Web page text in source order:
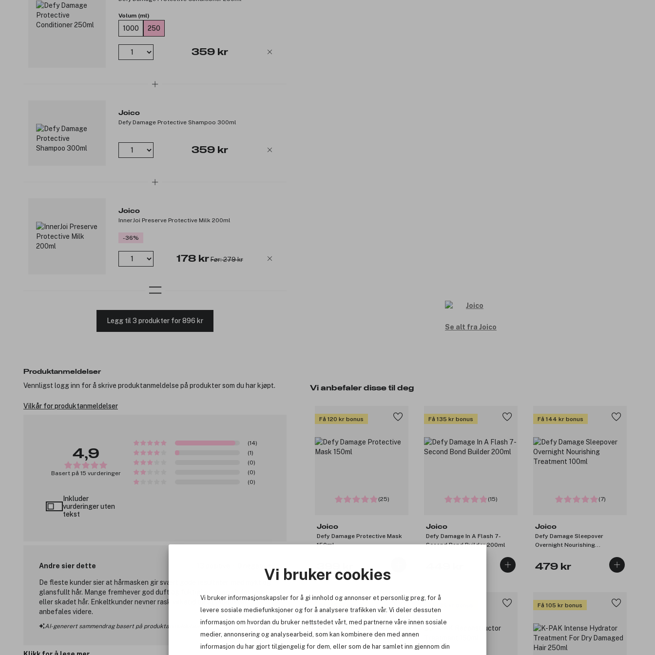
Vi bruker cookies
Vi bruker informasjonskapsler for å gi innhold og annonser et personlig preg, for å
levere sosiale mediefunksjoner og for å analysere trafikken vår. Vi deler dessuten
informasjon om hvordan du bruker nettstedet vårt, med partnerne våre innen sosiale
medier, annonsering og analysearbeid, som kan kombinere den med annen
informasjon du har gjort tilgjengelig for dem, eller som de har samlet inn gjennom din
Volum (ml)
1000 250
359 kr
Joico
Defy Damage Protective Shampoo 300ml
359 kr
Joico
InnerJoi Preserve Protective Milk 200ml
-36%
178 kr Før: 279 kr
Legg til 3 produkter for 896 kr
Se alt fra Joico
Vi anbefaler disse til deg
Få 120 kr bonus
(25)
Joico
Defy Damage Protective Mask
150ml
Få 135 kr bonus
(15)
Joico
Defy Damage In A Flash 7-
Second Bond Builder 200ml
Få 144 kr bonus
(7)
Joico
Defy Damage Sleepover
Overnight Nourishing
479 kr
Få 105 kr bonus
Produktanmeldelser
Vennligst logg inn for å skrive produktanmeldelse på produkter som du har kjøpt.
Vilkår for produktanmeldelser
4,9
Basert på 15 vurderinger
(14)
(1)
(0)
(0)
(0)
Inkluder
vurderinger uten
tekst
Andre sier dette
De fleste kunder sier at hårmasken gir svært gode resultater, med mykt og
glansfullt hår. Mange fremhever god duft og fuktighet, spesielt for tørt
eller skadet hår. Enkeltkunder nevner rask virketid og at produktet
anbefales videre.
AI-generert sammendrag basert på produktanmeldelser